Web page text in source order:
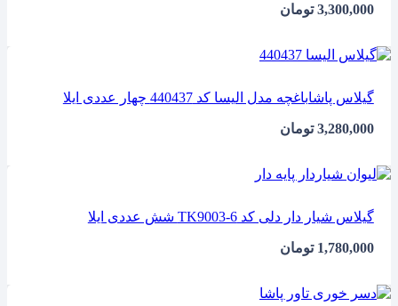
3,300,000 تومان
گیلاس پاشاباغچه مدل الیسا کد 440437 چهار عددی ایلا
3,280,000 تومان
گیلاس شیار دار دلی کد TK9003-6 شش عددی ایلا
1,780,000 تومان